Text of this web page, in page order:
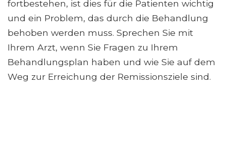
fortbestehen, ist dies für die Patienten wichtig
und ein Problem, das durch die Behandlung
behoben werden muss. Sprechen Sie mit
Ihrem Arzt, wenn Sie Fragen zu Ihrem
Behandlungsplan haben und wie Sie auf dem
Weg zur Erreichung der Remissionsziele sind.